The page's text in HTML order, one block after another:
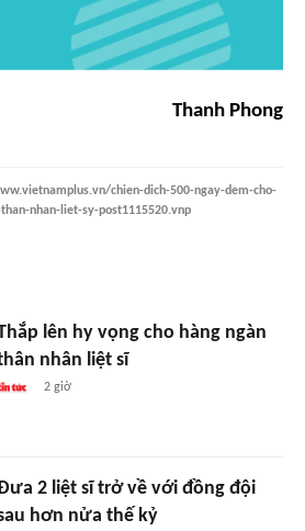
Thanh Phong
chien-dich-500-ngay-dem-cho-
nhan-liet-sy-post1115520.vnp
lên hy vọng cho hàng ngàn
nhân liệt sĩ
2 giờ
2 liệt sĩ trở về với đồng đội
hơn nửa thế kỷ